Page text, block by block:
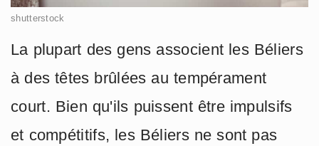
shutterstock
La plupart des gens associent les Béliers
à des têtes brûlées au tempérament
court. Bien qu'ils puissent être impulsifs
et compétitifs, les Béliers ne sont pas